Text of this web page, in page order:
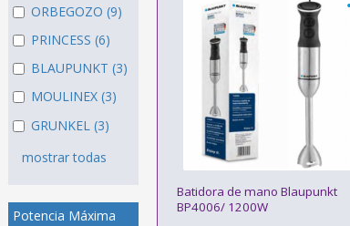
ORBEGOZO (9)
PRINCESS (6)
BLAUPUNKT (3)
MOULINEX (3)
GRUNKEL (3)
mostrar todas
Potencia Máxima
Batidora de mano Blaupunkt
BP4006/ 1200W